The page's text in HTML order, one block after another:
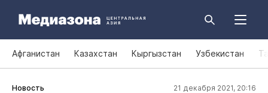
Афганистан Казахстан Кыргызстан Узбекистан
Новость 21 декабря 2021, 20:16